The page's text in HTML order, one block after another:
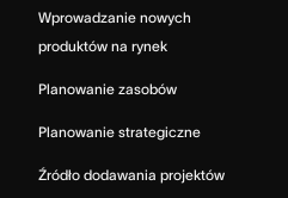
Wprowadzanie nowych
produktów na rynek
Planowanie zasobów
Planowanie strategiczne
Źródło dodawania projektów